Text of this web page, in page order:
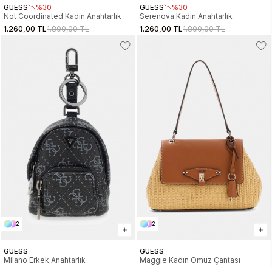
GUESS %30
Not Coordinated Kadın Anahtarlık
1.260,00 TL1.800,00 TL
GUESS %30
Serenova Kadın Anahtarlık
1.260,00 TL1.800,00 TL
2
GUESS
Milano Erkek Anahtarlık
2
GUESS
Maggie Kadın Omuz Çantası